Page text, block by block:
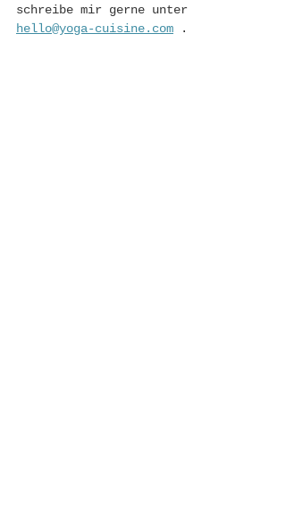
schreibe mir gerne unter
hello@yoga-cuisine.com .